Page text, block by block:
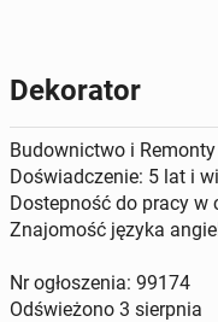
Dekorator
Budownictwo i Remonty
Doświadczenie: 5 lat i
Dostepność do pracy
Znajomość języka
Nr ogłoszenia: 99174
Odświeżono 3 sierpnia